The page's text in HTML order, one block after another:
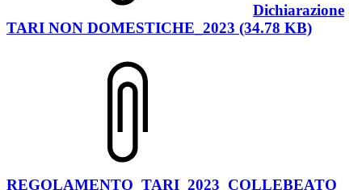
Dichiarazione
TARI NON DOMESTICHE_2023 (34.78 KB)
REGOLAMENTO_TARI_2023_COLLEBEATO